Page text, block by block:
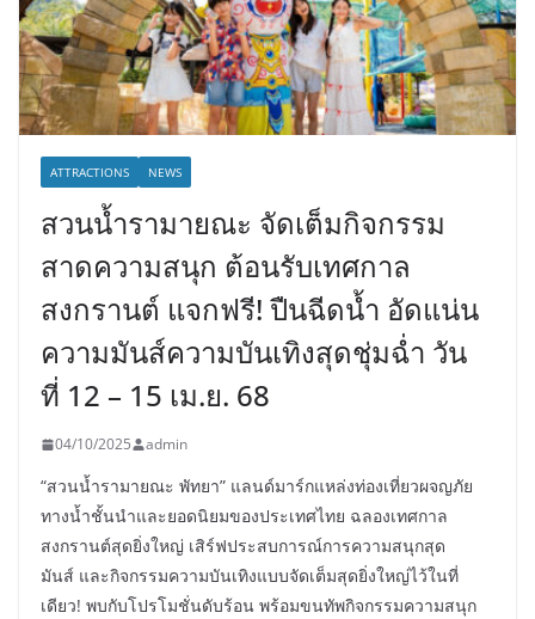
ATTRACTIONS NEWS
สวนน้ำรามายณะ จัดเต็มกิจกรรม
สาดความสนุก ต้อนรับเทศกาล
สงกรานต์ แจกฟรี! ปืนฉีดน้ำ อัดแน่น
ความมันส์ความบันเทิงสุดชุ่มฉ่ำ วัน
ที่ 12 – 15 เม.ย. 68
04/10/2025 admin
“สวนน้ำรามายณะ พัทยา” แลนด์มาร์กแหล่งท่องเที่ยวผจญภัย
ทางน้ำชั้นนำและยอดนิยมของประเทศไทย ฉลองเทศกาล
สงกรานต์สุดยิ่งใหญ่ เสิร์ฟประสบการณ์การความสนุกสุด
มันส์ และกิจกรรมความบันเทิงแบบจัดเต็มสุดยิ่งใหญ่ไว้ในที่
เดียว! พบกับโปรโมชั่นดับร้อน พร้อมขนทัพกิจกรรมความสนุก